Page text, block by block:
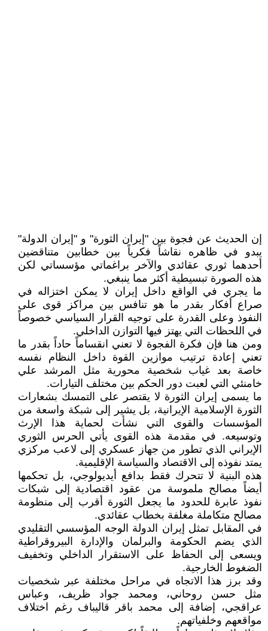
إن الحديث عن فجوة بين "إيران الثورة" و "إيران الدولة"
يبدو في ظاهره نقاشاً فكرياً بين خطابين متناقضين
أحدهما ثوري عقائدي والآخر براغماتي مؤسساتي لكن
هذه الصورة تبسيطية أكثر مما ينبغي.
ما يجري في الواقع داخل إيران لا يمكن اختزاله في
صراع أفكار بقدر ما هو تنافس بين مراكز قوى على
النفوذ وعلى القدرة على توجيه القرار السياسي خصوصاً
في اللحظات التي يهتز فيها التوازن الداخلي.
ومن هنا فإن فكرة الفجوة لا تعني انقساماً حاداً بقدر ما
تعني إعادة ترتيب موازين القوة داخل النظام نفسه
خاصة بعد غياب شخصية محورية مثل المرشد علي
خامنئي التي لعبت دور الحكم بين مختلف التيارات.
ما يسمى إيران الثورة لا يقتصر على التمسك بشعارات
الثورة الإسلامية الإيرانية، بل يشير إلى شبكة واسعة من
المؤسسات والقوى التي نشأت لحماية هذا الإرث
وتوسيعه. في مقدمة هذه القوى يأتي الحرس الثوري
الإيراني الذي تطور من جهاز عسكري إلى لاعب مركزي
يمتد نفوذه إلى الاقتصاد والسياسة الإقليمية.
هذه البنية لا تتحرك فقط بدافع أيديولوجي، بل تحكمها
أيضاً مصالح ملموسة من عقود اقتصادية إلى شبكات
نفوذ عابرة للحدود ما يجعل الثورة أقرب إلى منظومة
مصالح متكاملة مغلفة بخطاب عقائدي.
في المقابل تمثل إيران الدولة الوجه المؤسسي التقليدي
الذي يضم الحكومة والبرلمان والإدارة البيروقراطية
ويسعى إلى الحفاظ على الاستقرار الداخلي وتخفيف
الضغوط الخارجية.
وقد برز هذا الاتجاه في مراحل مختلفة عبر شخصيات
مثل حسن روحاني، ومحمد جواد ظريف، وعباس
عراقجي، إضافة إلى محمد باقر قاليباف رغم اختلاف
مواقعهم وخلفياتهم.